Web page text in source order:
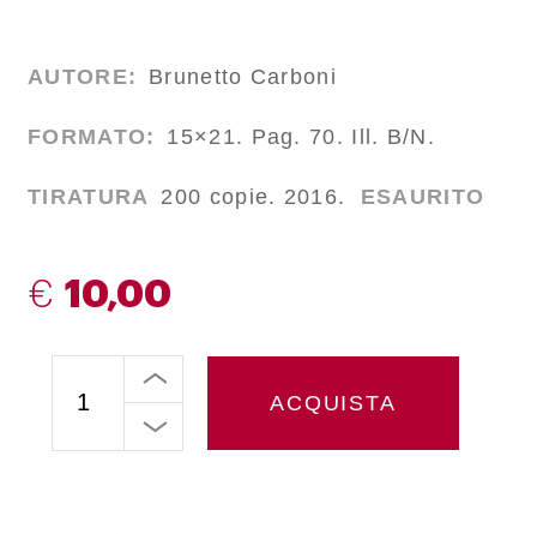
AUTORE: Brunetto Carboni
FORMATO: 15×21. Pag. 70. Ill. B/N.
TIRATURA 200 copie. 2016. ESAURITO
€ 10,00
ACQUISTA